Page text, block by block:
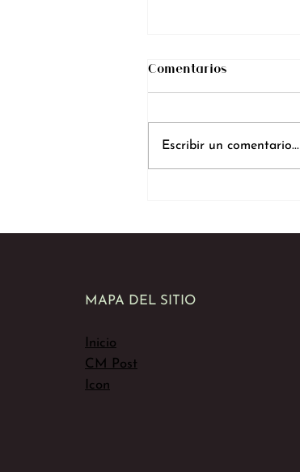
Comentarios
Escribir un comentario...
MAPA DEL SITIO
Inicio
CM Post
Icon